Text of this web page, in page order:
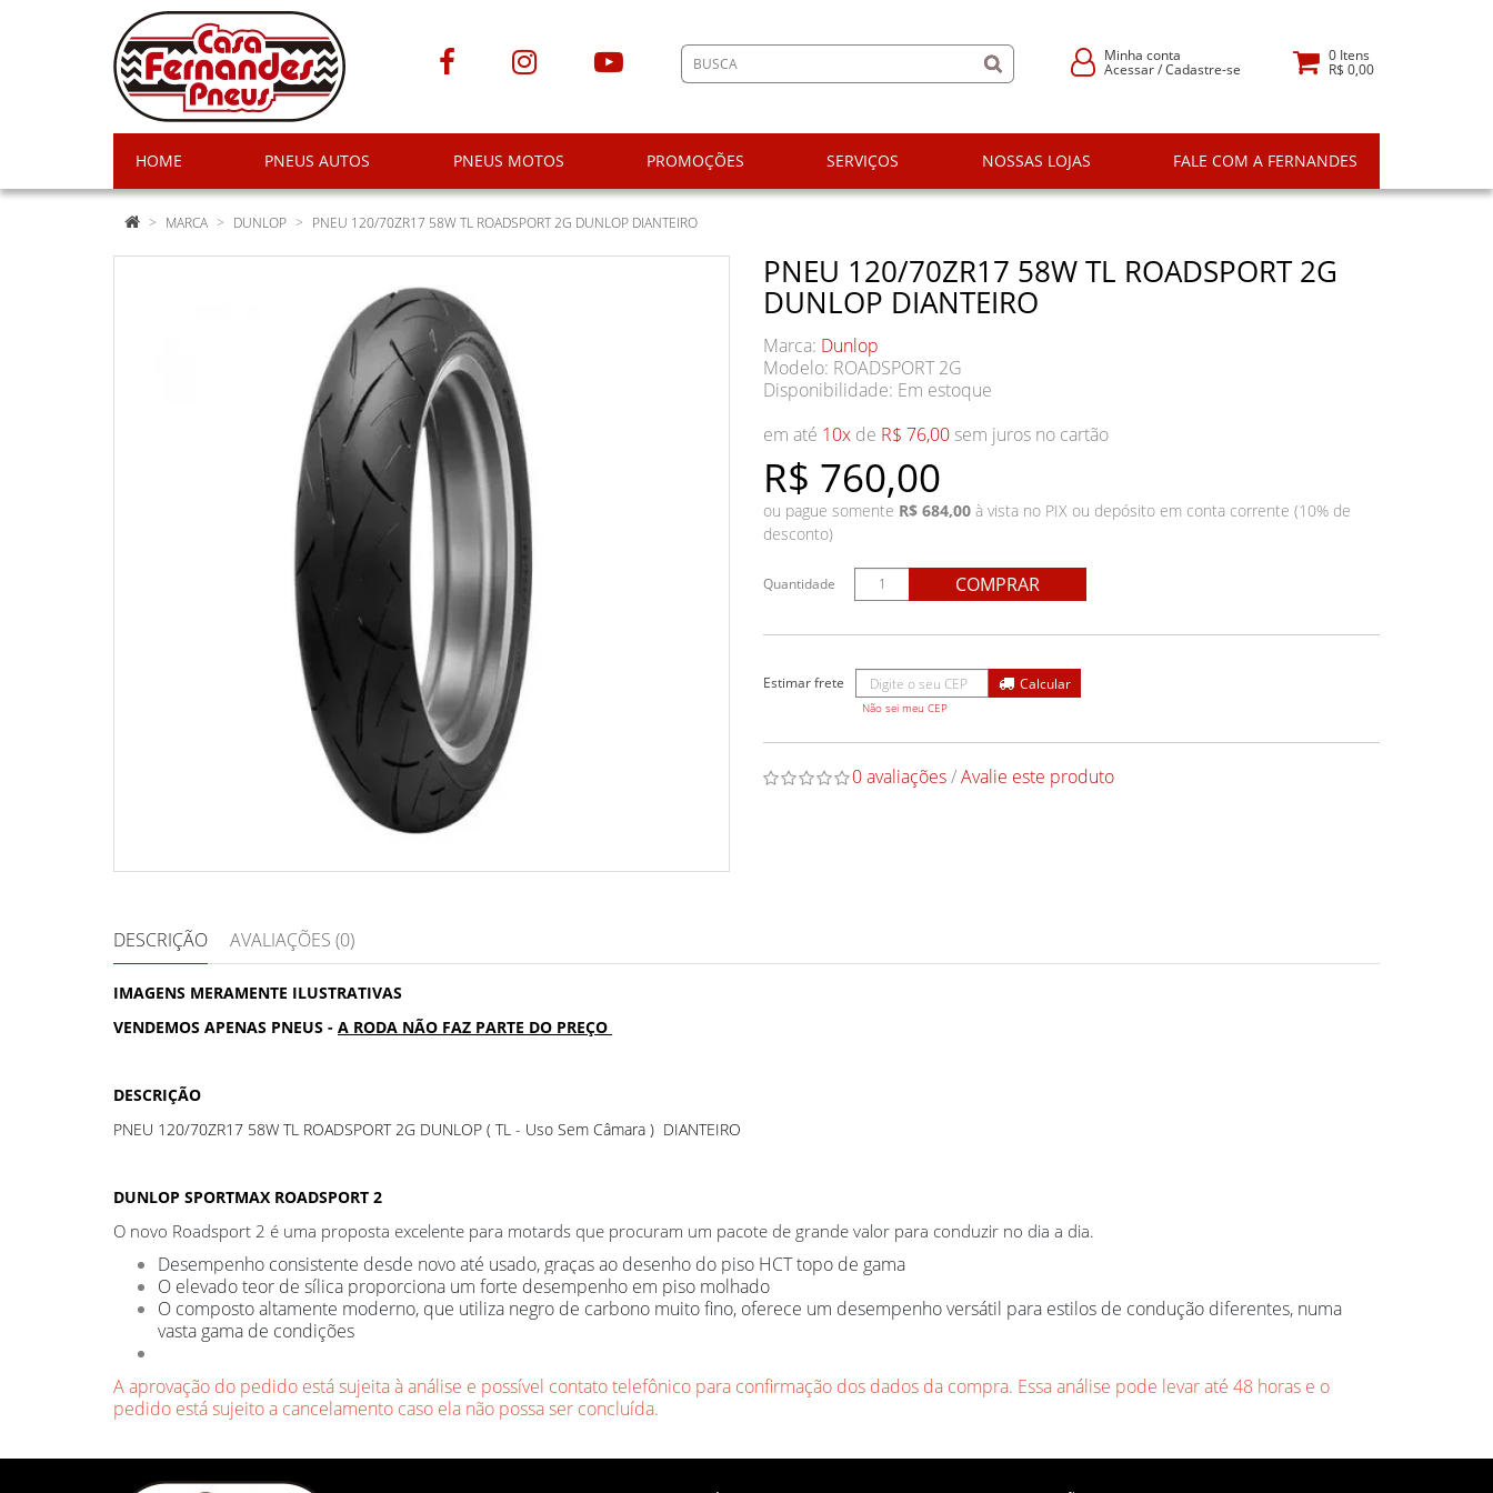
Minha conta
Acessar/Cadastre-se
0Itens
R$ 0,00
HOME PNEUS AUTOS PNEUS MOTOS PROMOÇÕES SERVIÇOS NOSSAS LOJAS FALE COM A FERNANDES
MARCA DUNLOP PNEU 120/70ZR17 58W TL ROADSPORT 2G DUNLOP DIANTEIRO
PNEU 120/70ZR17 58W TL ROADSPORT 2G
DUNLOP DIANTEIRO
Marca: Dunlop
Modelo: ROADSPORT 2G
Disponibilidade: Em estoque
R$ 760,00
em até 10x de R$ 76,00 sem juros no cartão
ou pague somente R$ 684,00 à vista no PIX ou depósito em conta corrente (10% de
desconto)
Quantidade COMPRAR
Não sei meu CEP
0 avaliações/Avalie este produto
DESCRIÇÃO AVALIAÇÕES (0)
IMAGENS MERAMENTE ILUSTRATIVAS
VENDEMOS APENAS PNEUS - A RODA NÃO FAZ PARTE DO PREÇO
DESCRIÇÃO
PNEU 120/70ZR17 58W TL ROADSPORT 2G DUNLOP ( TL - Uso Sem Câmara ) DIANTEIRO
DUNLOP SPORTMAX ROADSPORT 2
O novo Roadsport 2 é uma proposta excelente para motards que procuram um pacote de grande valor para conduzir no dia a dia.
Desempenho consistente desde novo até usado, graças ao desenho do piso HCT topo de gama
O elevado teor de sílica proporciona um forte desempenho em piso molhado
O composto altamente moderno, que utiliza negro de carbono muito fino, oferece um desempenho versátil para estilos de condução diferentes, numa
vasta gama de condições
A aprovação do pedido está sujeita à análise e possível contato telefônico para confirmação dos dados da compra. Essa análise pode levar até 48 horas e o
pedido está sujeito a cancelamento caso ela não possa ser concluída.